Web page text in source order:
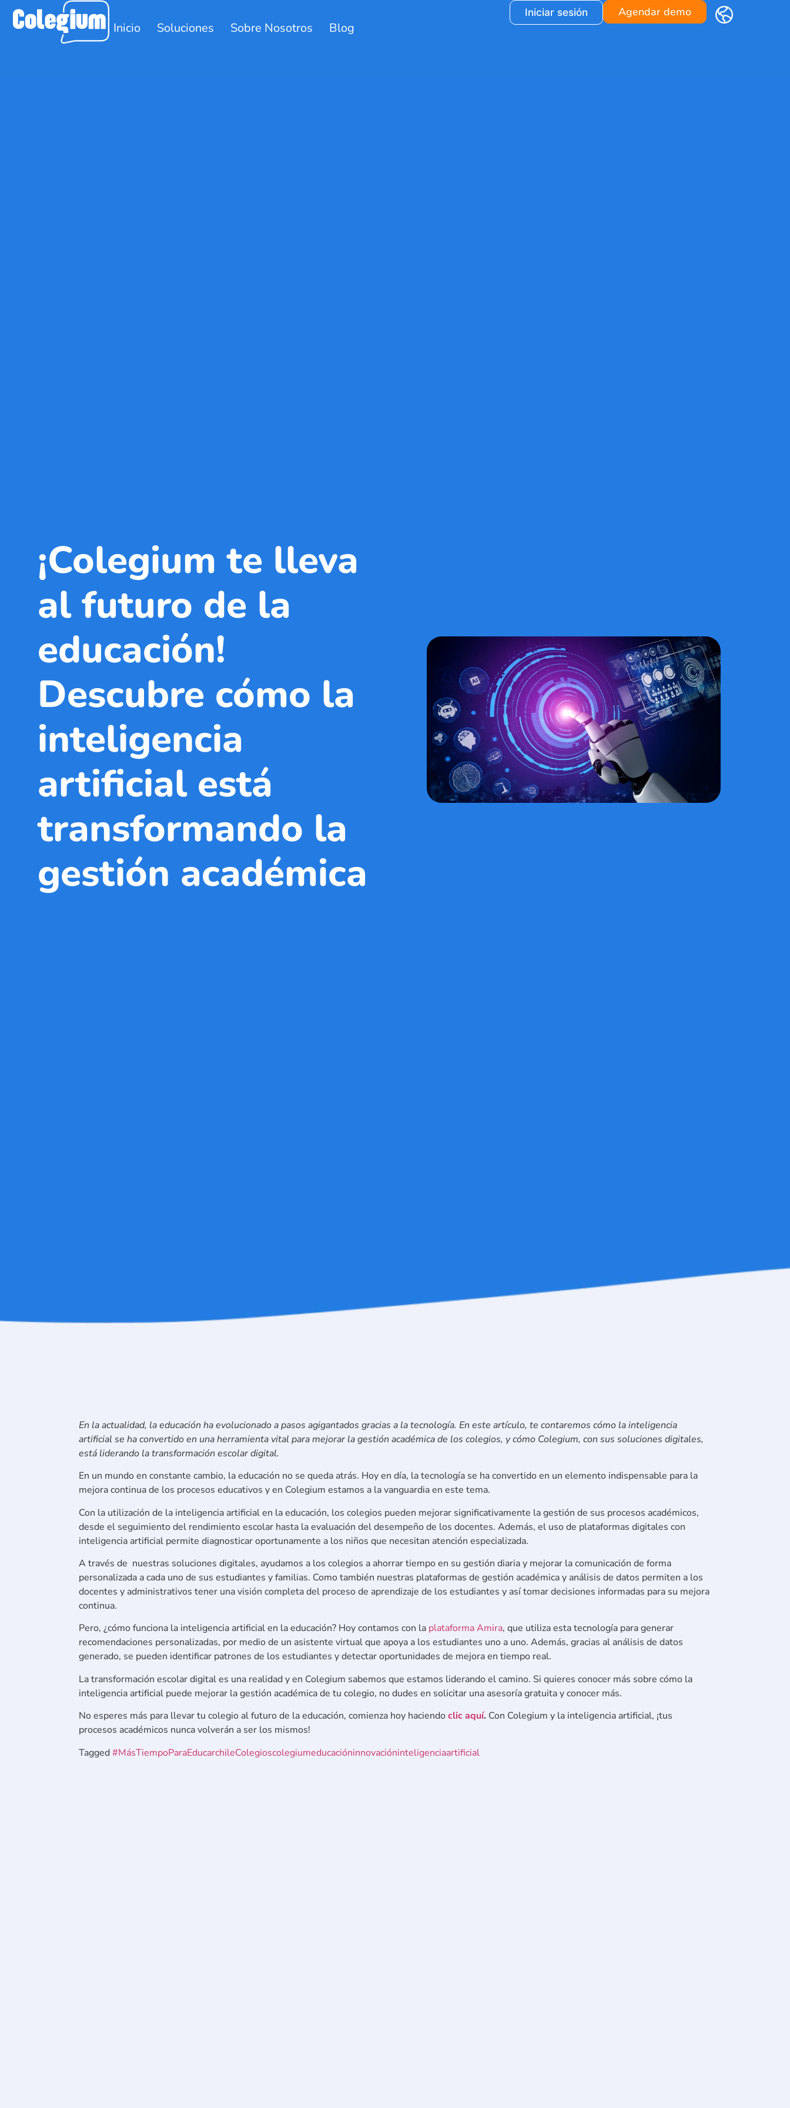
Inicio Soluciones Sobre Nosotros Blog
Iniciar sesión Agendar demo
¡Colegium te lleva
al futuro de la
educación!
Descubre cómo la
inteligencia
artificial está
transformando la
gestión académica
En la actualidad, la educación ha evolucionado a pasos agigantados gracias a la tecnología. En este artículo, te contaremos cómo la inteligencia
artificial se ha convertido en una herramienta vital para mejorar la gestión académica de los colegios, y cómo Colegium, con sus soluciones digitales,
está liderando la transformación escolar digital.
En un mundo en constante cambio, la educación no se queda atrás. Hoy en día, la tecnología se ha convertido en un elemento indispensable para la
mejora continua de los procesos educativos y en Colegium estamos a la vanguardia en este tema.
Con la utilización de la inteligencia artificial en la educación, los colegios pueden mejorar significativamente la gestión de sus procesos académicos,
desde el seguimiento del rendimiento escolar hasta la evaluación del desempeño de los docentes. Además, el uso de plataformas digitales con
inteligencia artificial permite diagnosticar oportunamente a los niños que necesitan atención especializada.
A través de nuestras soluciones digitales, ayudamos a los colegios a ahorrar tiempo en su gestión diaria y mejorar la comunicación de forma
personalizada a cada uno de sus estudiantes y familias. Como también nuestras plataformas de gestión académica y análisis de datos permiten a los
docentes y administrativos tener una visión completa del proceso de aprendizaje de los estudiantes y así tomar decisiones informadas para su mejora
continua.
Pero, ¿cómo funciona la inteligencia artificial en la educación? Hoy contamos con la plataforma Amira, que utiliza esta tecnología para generar
recomendaciones personalizadas, por medio de un asistente virtual que apoya a los estudiantes uno a uno. Además, gracias al análisis de datos
generado, se pueden identificar patrones de los estudiantes y detectar oportunidades de mejora en tiempo real.
La transformación escolar digital es una realidad y en Colegium sabemos que estamos liderando el camino. Si quieres conocer más sobre cómo la
inteligencia artificial puede mejorar la gestión académica de tu colegio, no dudes en solicitar una asesoría gratuita y conocer más.
No esperes más para llevar tu colegio al futuro de la educación, comienza hoy haciendoclic aquí. Con Colegium y la inteligencia artificial, ¡tus
procesos académicos nunca volverán a ser los mismos!
Tagged#MásTiempoParaEducarchileColegioscolegiumeducacióninnovacióninteligenciaartificial